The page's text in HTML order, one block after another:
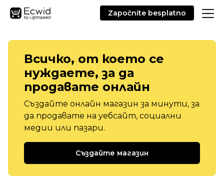
Započnite besplatno
Всичко, от което се
нуждаете, за да
продавате онлайн
Създайте онлайн магазин за минути, за
да продавате на уебсайт, социални
медии или пазари.
Създайте магазин